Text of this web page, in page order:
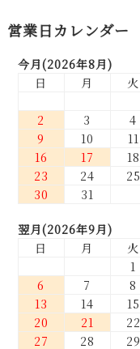
営業日カレンダー
今月(2026年8月)
日
月 火
2
3 4
9
10 11
16
17 18
23
24 25
30
31
翌月(2026年9月)
日
月 火
1
6
7 8
13
14 15
20
21 22
27
28 29